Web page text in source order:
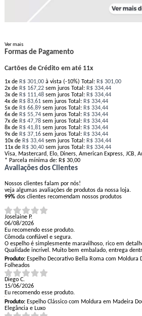
Ver mais
Formas de Pagamento
Cartões de Crédito em até 11x
1xde R$ 301,00 à vista (-10%) Total: R$ 301,00
2xde R$ 167,22 sem juros Total: R$ 334,44
3xde R$ 111,48 sem juros Total: R$ 334,44
4xde R$ 83,61 sem juros Total: R$ 334,44
5xde R$ 66,89 sem juros Total: R$ 334,44
6xde R$ 55,74 sem juros Total: R$ 334,44
7xde R$ 47,78 sem juros Total: R$ 334,44
8xde R$ 41,81 sem juros Total: R$ 334,44
9xde R$ 37,16 sem juros Total: R$ 334,44
10xde R$ 33,44 sem juros Total: R$ 334,44
11xde R$ 30,40 sem juros Total: R$ 334,44
Visa, Mastercard, Elo, Diners, American Express, JCB,
* Parcela mínima de: R$ 30,00
Avaliações dos Clientes
Nossos clientes falam por nós!
veja algumas avaliações de produtos da nossa loja.
99% dos clientes recomendam nossos produtos
Joselaine P.
06/08/2026
Eu recomendo esse produto.
Cômoda confiável e segura.
O espelho é simplesmente maravilhoso, rico em
Qualidade incrível. Muito bem embalado, entrega
Produto:Espelho Decorativo Bella Roma com Moldura
Folheados
Diego C.
15/06/2026
Eu recomendo esse produto.
Produto:Espelho Clássico com Moldura em Madeira
Elegância e Luxo